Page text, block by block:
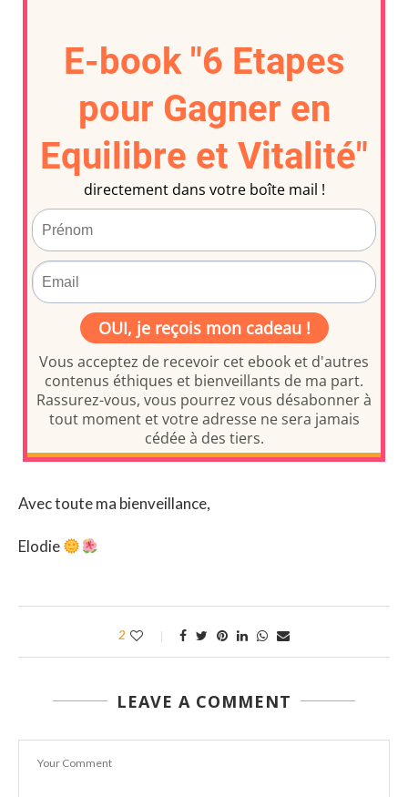
Avec toute ma bienveillance,
Elodie
2
LEAVE A COMMENT